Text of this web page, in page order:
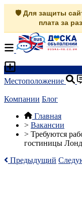
🛡️ Для защиты
плата за
Местоположение
Компании Блог
Главная
> Вакансии
> Требуются
гостиницы
Предыдущий